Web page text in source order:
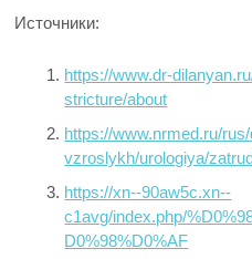
Источники:
https://www.dr-
stricture/about
https://www.nrmed.ru/
vzroslykh/urologiya/
https://xn--90aw5c.xn--
c1avg/index.php/
D0%98%D0%AF